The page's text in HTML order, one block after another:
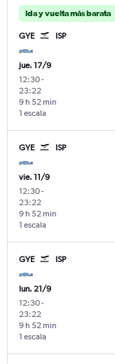
Ida y vuelta más barata
GYE ISP
jue. 17/9
12:30-
23:22
1 escala
9 h 52 min
GYE ISP
vie. 11/9
12:30-
23:22
1 escala
9 h 52 min
GYE ISP
lun. 21/9
12:30-
23:22
1 escala
9 h 52 min